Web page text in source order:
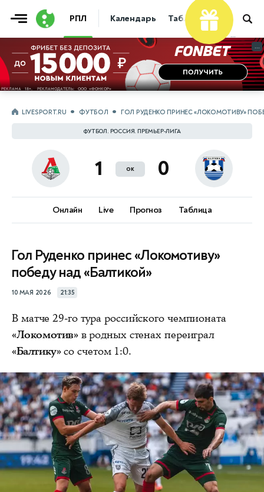
РПЛ Календарь Таблица Прогнозы
...
...
LIVESPORT.RU ФУТБОЛ ГОЛ РУДЕНКО ПРИНЕС «ЛОКОМОТИВУ»
ФУТБОЛ. РОССИЯ. ПРЕМЬЕР-ЛИГА
1 ок 0
Онлайн Live Прогноз Таблица
Гол Руденко принес «Локомотиву»
победу над «Балтикой»
10 МАЯ 2026 21:35
В матче 29-го тура российского чемпионата
«Локомотив»в родных стенах переиграл
«Балтику»со счетом 1:0.